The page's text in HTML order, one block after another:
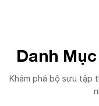
Danh
Khám phá bộ sưu tập